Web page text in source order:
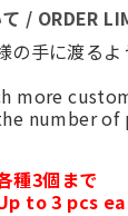
/ ORDER
の手に渡る
more
number of
種3個まで
to 3 pcs